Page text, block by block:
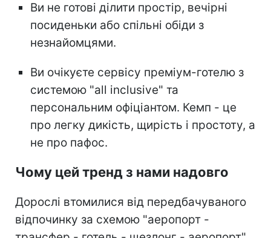
Ви не готові ділити простір, вечірні
посиденьки або спільні обіди з
незнайомцями.
Ви очікуєте сервісу преміум-готелю з
системою "all inclusive" та
персональним офіціантом. Кемп - це
про легку дикість, щирість і простоту, а
не про пафос.
Чому цей тренд з нами надовго
Дорослі втомилися від передбачуваного
відпочинку за схемою "аеропорт -